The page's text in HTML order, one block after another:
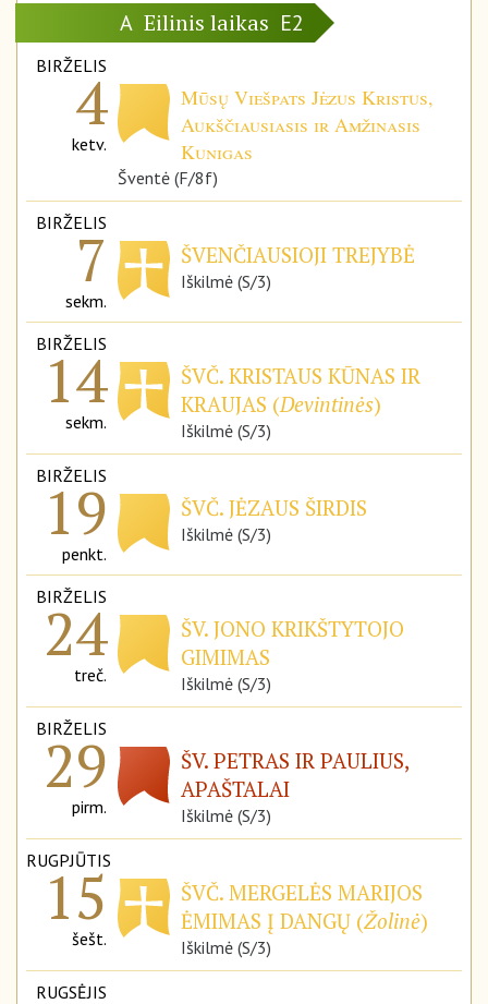
A Eilinis laikas E2
BIRŽELIS
4
ketv.
Mūsų Viešpats Jėzus Kristus,
Aukščiausiasis ir Amžinasis
Kunigas
Šventė (F/8f)
BIRŽELIS
7
sekm.
ŠVENČIAUSIOJI TREJYBĖ
Iškilmė (S/3)
BIRŽELIS
14
sekm.
ŠVČ. KRISTAUS KŪNAS IR
KRAUJAS (Devintinės)
Iškilmė (S/3)
BIRŽELIS
19
penkt.
ŠVČ. JĖZAUS ŠIRDIS
Iškilmė (S/3)
BIRŽELIS
24
treč.
ŠV. JONO KRIKŠTYTOJO
GIMIMAS
Iškilmė (S/3)
BIRŽELIS
29
pirm.
ŠV. PETRAS IR PAULIUS,
APAŠTALAI
Iškilmė (S/3)
RUGPJŪTIS
15
šešt.
ŠVČ. MERGELĖS MARIJOS
ĖMIMAS Į DANGŲ (Žolinė)
Iškilmė (S/3)
RUGSĖJIS